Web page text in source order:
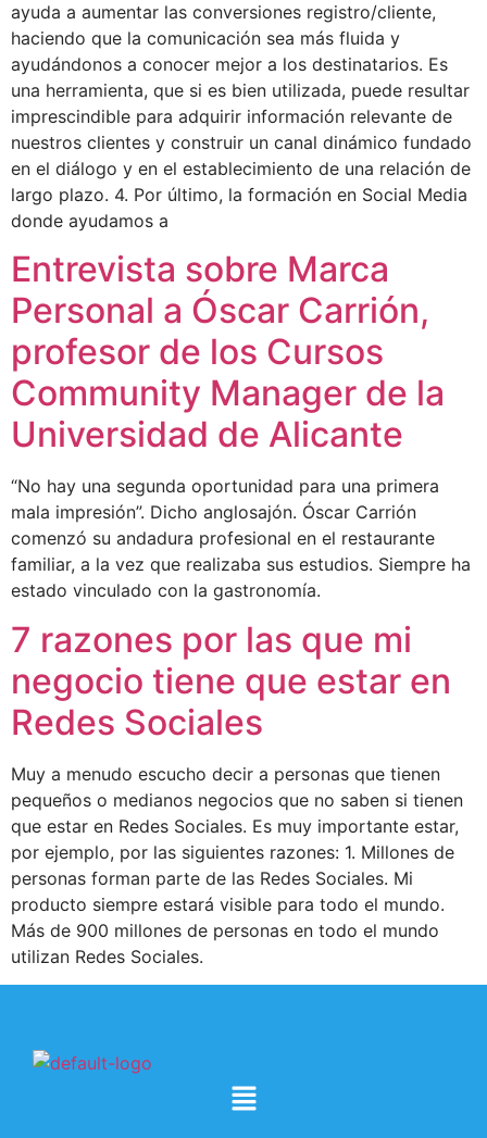
ayuda a aumentar las conversiones registro/cliente,
haciendo que la comunicación sea más fluida y
ayudándonos a conocer mejor a los destinatarios. Es
una herramienta, que si es bien utilizada, puede resultar
imprescindible para adquirir información relevante de
nuestros clientes y construir un canal dinámico fundado
en el diálogo y en el establecimiento de una relación de
largo plazo. 4. Por último, la formación en Social Media
donde ayudamos a
Entrevista sobre Marca
Personal a Óscar Carrión,
profesor de los Cursos
Community Manager de la
Universidad de Alicante
“No hay una segunda oportunidad para una primera
mala impresión”. Dicho anglosajón. Óscar Carrión
comenzó su andadura profesional en el restaurante
familiar, a la vez que realizaba sus estudios. Siempre ha
estado vinculado con la gastronomía.
7 razones por las que mi
negocio tiene que estar en
Redes Sociales
Muy a menudo escucho decir a personas que tienen
pequeños o medianos negocios que no saben si tienen
que estar en Redes Sociales. Es muy importante estar,
por ejemplo, por las siguientes razones: 1. Millones de
personas forman parte de las Redes Sociales. Mi
producto siempre estará visible para todo el mundo.
Más de 900 millones de personas en todo el mundo
utilizan Redes Sociales.